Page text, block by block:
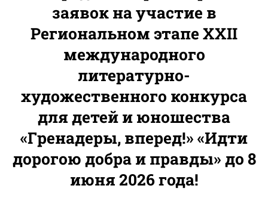
заявок на участие в
Региональном этапе XXII
международного
литературно-
художественного конкурса
для детей и юношества
«Гренадеры, вперед!» «Идти
дорогою добра и правды» до 8
июня 2026 года!